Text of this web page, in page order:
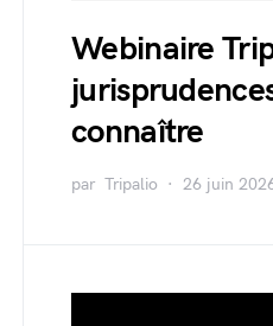
Webinaire
connaître
par Tripalio 26 juin